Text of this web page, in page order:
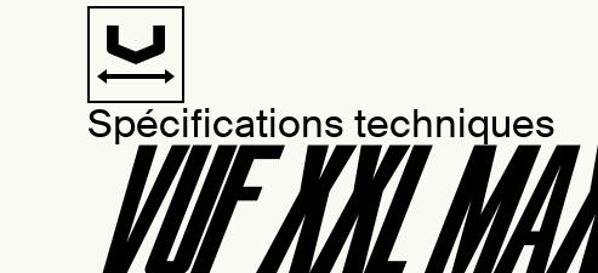
Spécifications techniques
VUF XXL MAX